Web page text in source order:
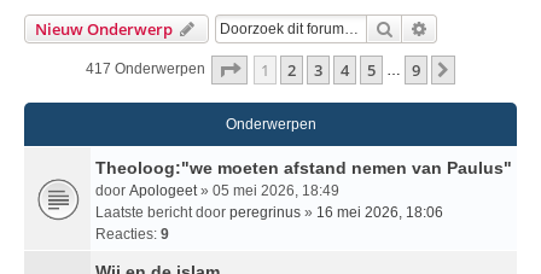
Nieuw Onderwerp Zoek
417 Onderwerpen Pagina Van9
1 2 3 4 5 9
Onderwerpen
Theoloog:"we moeten afstand nemen van Paulus"
door Apologeet » 05 mei 2026, 18:49
Laatste bericht door peregrinus » 16 mei 2026, 18:06
Reacties: 9